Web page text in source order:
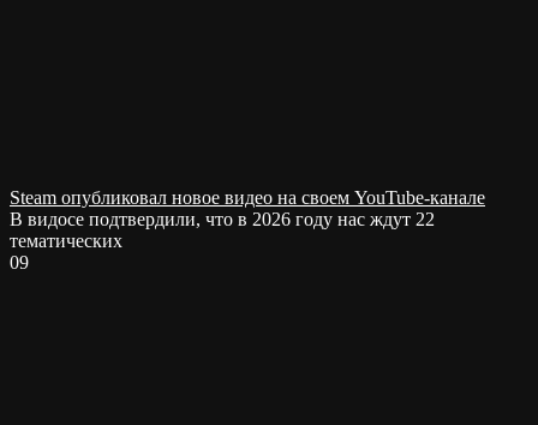
Steam опубликовал новое видео на своем YouTube-канале
В видосе подтвердили, что в 2026 году нас ждут 22
тематических
09